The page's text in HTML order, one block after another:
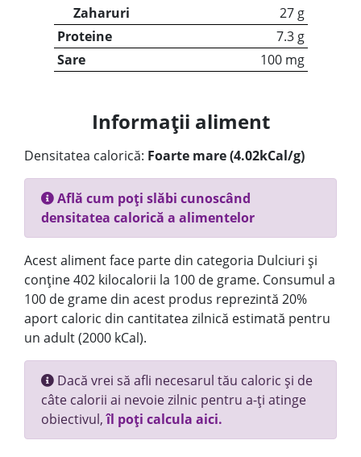
Zaharuri
27 g
Proteine
7.3 g
Sare
100 mg
Informații aliment
Densitatea calorică: Foarte mare (4.02kCal/g)
Află cum poți slăbi cunoscând
densitatea calorică a alimentelor
Acest aliment face parte din categoria Dulciuri și
conține 402 kilocalorii la 100 de grame. Consumul a
100 de grame din acest produs reprezintă 20%
aport caloric din cantitatea zilnică estimată pentru
un adult (2000 kCal).
Dacă vrei să afli necesarul tău caloric și de
câte calorii ai nevoie zilnic pentru a-ți atinge
obiectivul,îl poți calcula aici.